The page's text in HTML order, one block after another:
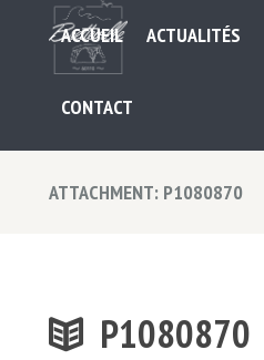
ACCUEIL ACTUALITÉS
CONTACT
ATTACHMENT: P1080870
P1080870